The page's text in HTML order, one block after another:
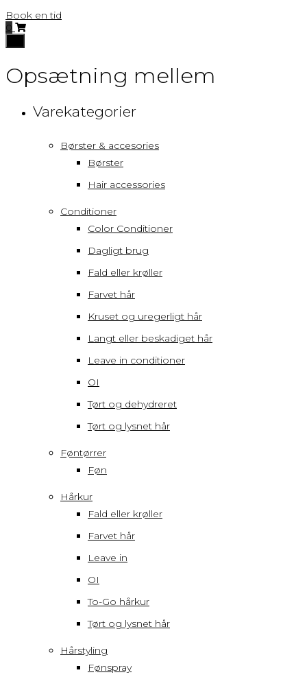
Book en tid
0
navigation
Opsætning mellem
Varekategorier
Børster & accesories
Børster
Hair accessories
Conditioner
Color Conditioner
Dagligt brug
Fald eller krøller
Farvet hår
Kruset og uregerligt hår
Langt eller beskadiget hår
Leave in conditioner
OI
Tørt og dehydreret
Tørt og lysnet hår
Føntørrer
Føn
Hårkur
Fald eller krøller
Farvet hår
Leave in
OI
To-Go hårkur
Tørt og lysnet hår
Hårstyling
Fønspray